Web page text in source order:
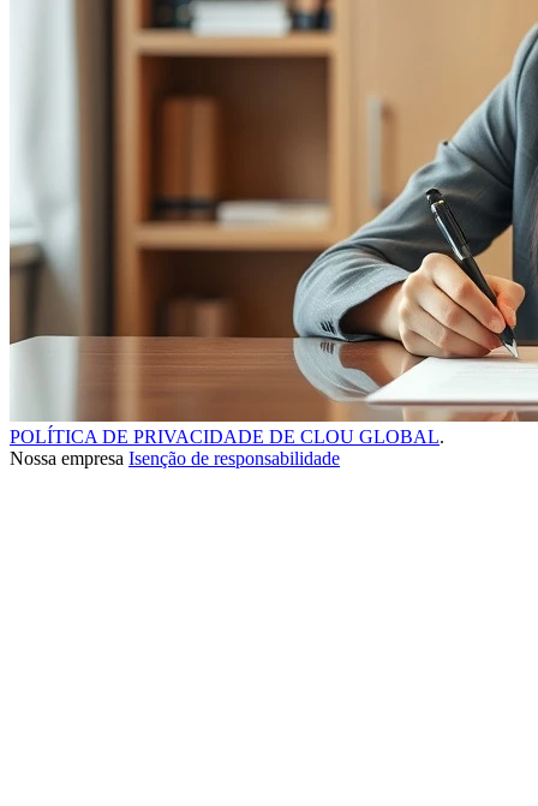
POLÍTICA DE PRIVACIDADE DE CLOU GLOBAL.
Nossa empresa Isenção de responsabilidade